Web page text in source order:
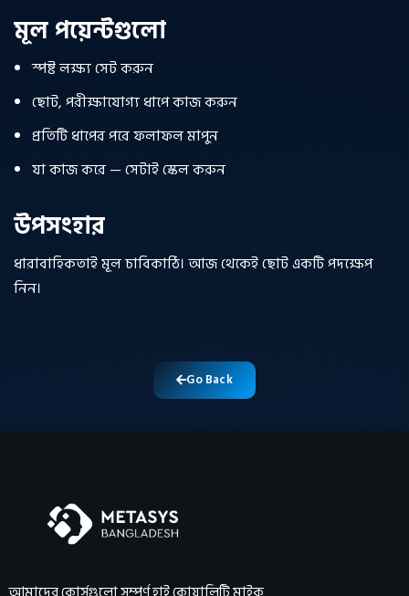
মূল পয়েন্টগুলো
স্পষ্ট লক্ষ্য সেট করুন
ছোট, পরীক্ষাযোগ্য ধাপে কাজ করুন
প্রতিটি ধাপের পরে ফলাফল মাপুন
যা কাজ করে — সেটাই স্কেল করুন
উপসংহার
ধারাবাহিকতাই মূল চাবিকাঠি। আজ থেকেই ছোট একটি পদক্ষেপ
নিন।
Go Back